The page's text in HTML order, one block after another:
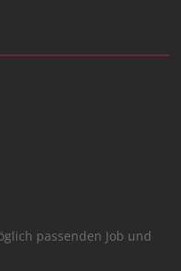
passenden Job und